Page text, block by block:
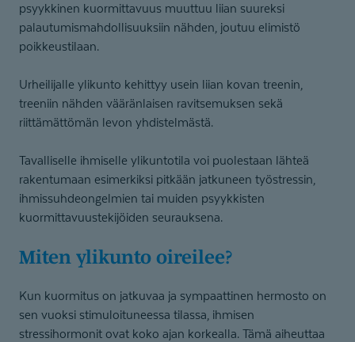
psyykkinen kuormittavuus muuttuu liian suureksi
palautumismahdollisuuksiin nähden, joutuu elimistö
poikkeustilaan.
Urheilijalle ylikunto kehittyy usein liian kovan treenin,
treeniin nähden vääränlaisen ravitsemuksen sekä
riittämättömän levon yhdistelmästä.
Tavalliselle ihmiselle ylikuntotila voi puolestaan lähteä
rakentumaan esimerkiksi pitkään jatkuneen työstressin,
ihmissuhdeongelmien tai muiden psyykkisten
kuormittavuustekijöiden seurauksena.
Miten ylikunto oireilee?
Kun kuormitus on jatkuvaa ja sympaattinen hermosto on
sen vuoksi stimuloituneessa tilassa, ihmisen
stressihormonit ovat koko ajan korkealla. Tämä aiheuttaa